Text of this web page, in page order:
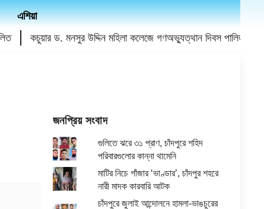
এশিয়া
কচুয়ার ড. মনসুর উদ্দিন মহিলা কলেজে গণঅভ্যুত্থান দিবস পালিত
জনপ্রিয় সংবাদ
গুলিতে ঝরে ৩১ প্রাণ, চাঁদপুরে শহিদ
পরিবারগুলোর কান্না থামেনি
মাটির নিচে গাঁজার ‘ভাণ্ডার’, চাঁদপুর শহরে
নারী মাদক কারবারি আটক
চাঁদপুরে জুলাই আন্দোলনে হামলা-ভাঙচুরের